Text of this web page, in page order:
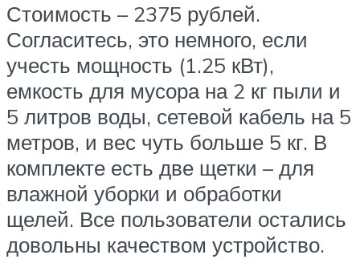
Стоимость – 2375 рублей.
Согласитесь, это немного, если
учесть мощность (1.25 кВт),
емкость для мусора на 2 кг пыли и
5 литров воды, сетевой кабель на 5
метров, и вес чуть больше 5 кг. В
комплекте есть две щетки – для
влажной уборки и обработки
щелей. Все пользователи остались
довольны качеством устройство.